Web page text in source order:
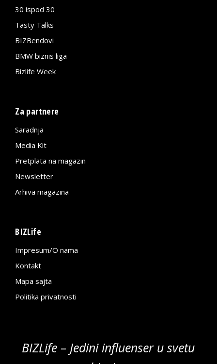
30 ispod 30
Tasty Talks
BIZBendovi
BMW biznis liga
Bizlife Week
Za partnere
Saradnja
Media Kit
Pretplata na magazin
Newsletter
Arhiva magazina
BIZLife
Impresum/O nama
Kontakt
Mapa sajta
Politika privatnosti
BIZLife – Jedini influenser u svetu